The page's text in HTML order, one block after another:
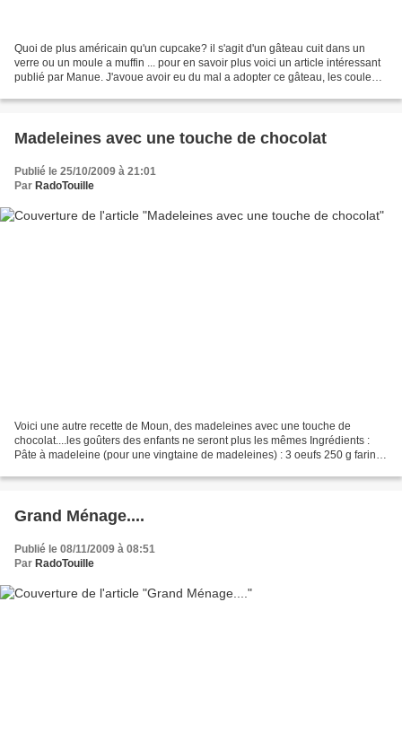
Quoi de plus américain qu'un cupcake? il s'agit d'un gâteau cuit dans un
verre ou un moule a muffin ... pour en savoir plus voici un article intéressant
publié par Manue. J'avoue avoir eu du mal a adopter ce gâteau, les couleurs
Madeleines avec une touche de chocolat
Publié le 25/10/2009 à 21:01
Par RadoTouille
Voici une autre recette de Moun, des madeleines avec une touche de
chocolat....les goûters des enfants ne seront plus les mêmes Ingrédients :
Pâte à madeleine (pour une vingtaine de madeleines) : 3 oeufs 250 g farine
Grand Ménage....
Publié le 08/11/2009 à 08:51
Par RadoTouille